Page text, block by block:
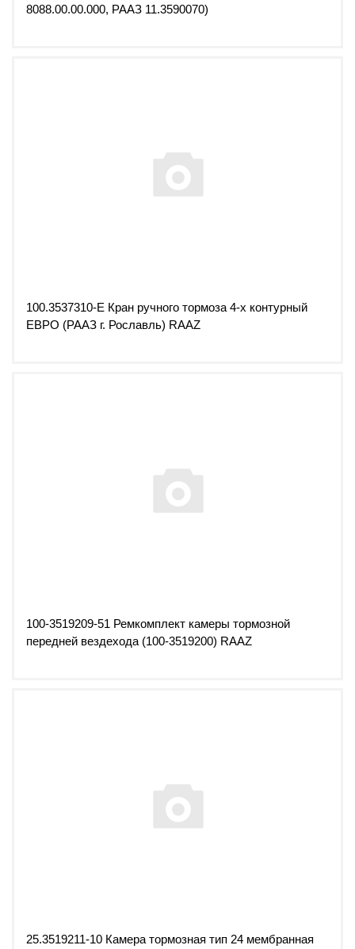
8088.00.00.000, РААЗ 11.3590070)
100.3537310-Е Кран ручного тормоза 4-х контурный
ЕВРО (РААЗ г. Рославль) RAAZ
100-3519209-51 Ремкомплект камеры тормозной
передней вездехода (100-3519200) RAAZ
25.3519211-10 Камера тормозная тип 24 мембранная